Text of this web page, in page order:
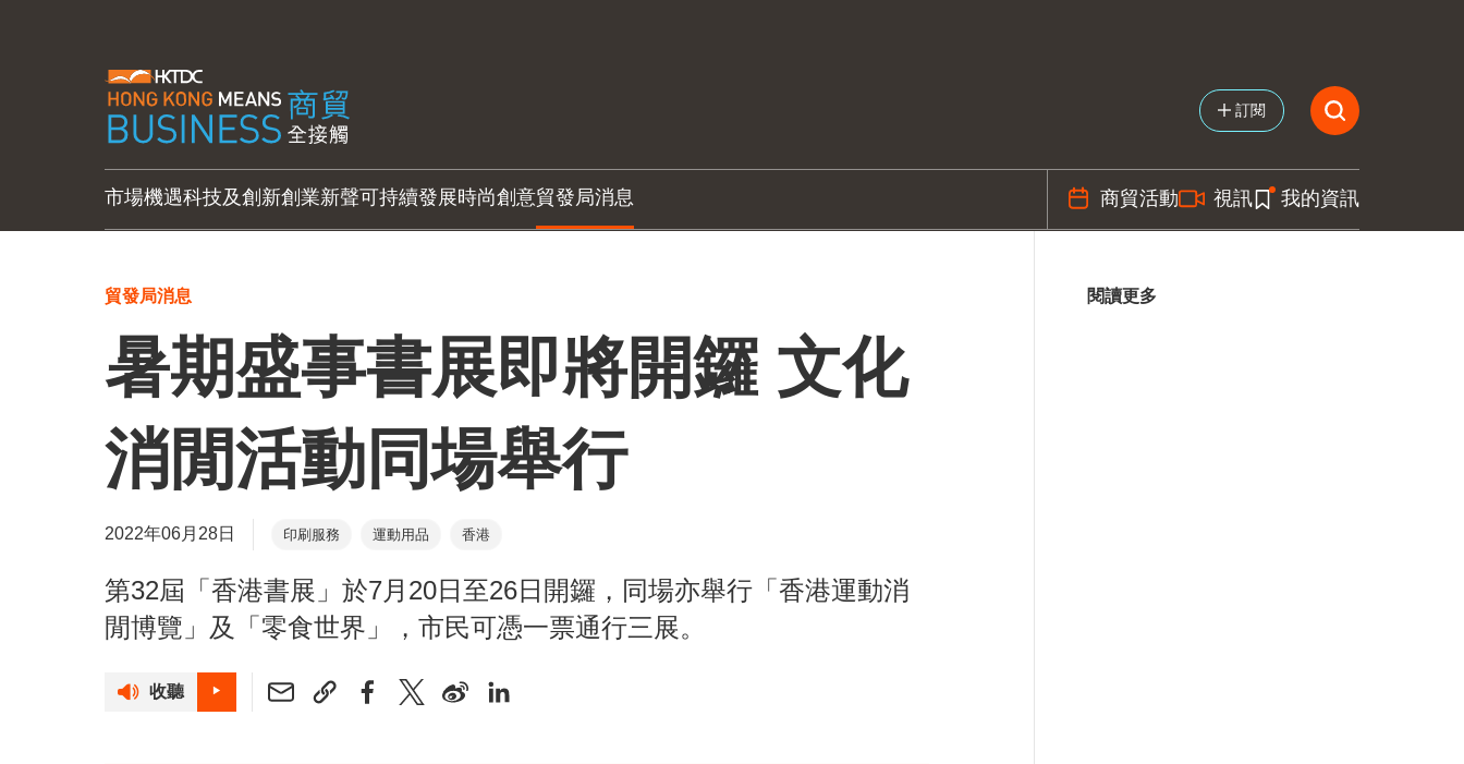
訂閱
市場機遇科技及創新創業新聲可持續發展時尚創意貿發局消息 商貿活動 視訊 我的資訊
貿發局消息
暑期盛事書展即將開鑼 文化
消閒活動同場舉行
2022年06月28日 印刷服務 運動用品 香港
第32屆「香港書展」於7月20日至26日開鑼，同場亦舉行「香港運動消
閒博覽」及「零食世界」，市民可憑一票通行三展。
收聽
閱讀更多